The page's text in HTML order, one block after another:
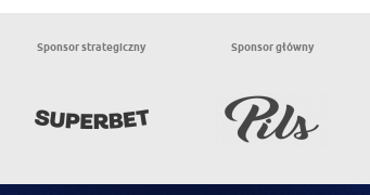
Sponsor strategiczny Sponsor główny